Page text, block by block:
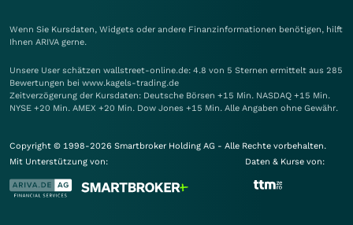
Wenn Sie Kursdaten, Widgets oder andere Finanzinformationen benötigen, hilft
Ihnen ARIVA gerne.
Unsere User schätzen wallstreet-online.de: 4.8 von 5 Sternen ermittelt aus 285
Bewertungen bei www.kagels-trading.de
Zeitverzögerung der Kursdaten: Deutsche Börsen +15 Min. NASDAQ +15 Min.
NYSE +20 Min. AMEX +20 Min. Dow Jones +15 Min. Alle Angaben ohne Gewähr.
Copyright © 1998-2026 Smartbroker Holding AG - Alle Rechte vorbehalten.
Mit Unterstützung von:
Daten & Kurse von: